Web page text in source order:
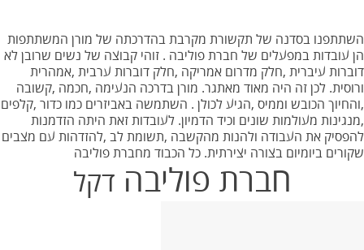
השתתפנו בסדנה של תקשורת מקרבת בהדרכתה של מורן המשתתפות
הן עובדות במפעלים של חברת פוליבה . זוהי קבוצה של נשים שרובן לא
דוברות עיברית ,חלק מדרום אמריקה ,חלק דוברות ערבית ,אמהרית
ורוסית. לכן זה היה מאוד מאתגר. מורן בדרכה הנעימה ,חכמה ,קשובה
,והחיוך הכובש וממיס ,הגיע לכולן . השתמשה באביזרים כמו כדור ,קלפים
,מנגינות מעולמות שונים וכיד הדמיון. לעובדות זאת היתה הזדמנות
להפסיק את העבודה ולהנות מהקשבה ,תשומת לב ,להזדהות עם מצבים
שקורים ביומיום בצורה יצירתית. כל הכבוד מחברת פוליבה
חברת פוליבה דקל